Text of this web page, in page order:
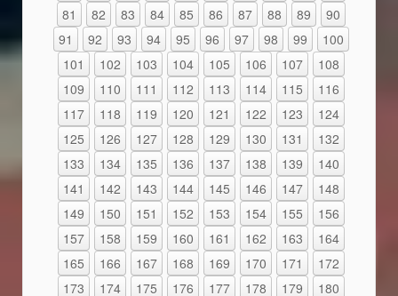
81
82 83 84 85 86 87 88 89
90
91
92 93 94 95 96 97 98 99
100
101
102 103 104 105 106 107
108
109
110 111 112 113 114 115
116
117
118 119 120 121 122 123
124
125
126 127 128 129 130 131
132
133
134 135 136 137 138 139
140
141
142 143 144 145 146 147
148
149
150 151 152 153 154 155
156
157
158 159 160 161 162 163
164
165
166 167 168 169 170 171
172
173
174 175 176 177 178 179
180